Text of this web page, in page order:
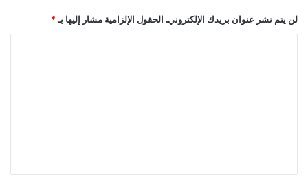
لن يتم نشر عنوان بريدك الإلكتروني. الحقول الإلزامية مشار إليها بـ*